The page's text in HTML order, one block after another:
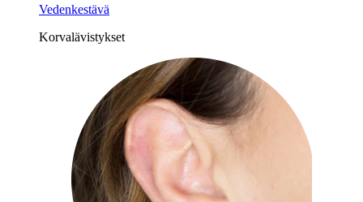
Vedenkestävä
Korvalävistykset